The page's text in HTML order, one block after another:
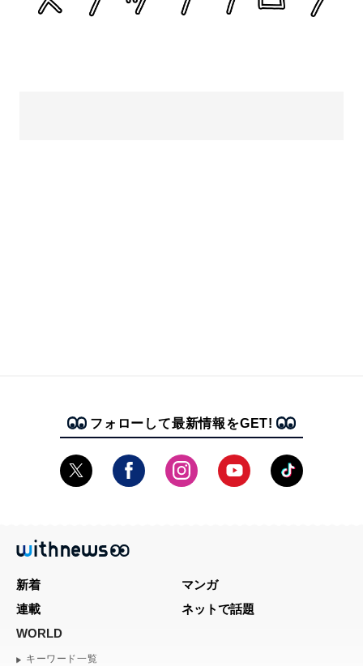
フォローして最新情報をGET!
新着
マンガ
連載
ネットで話題
WORLD
キーワード一覧